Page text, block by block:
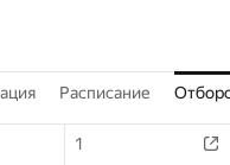
Расписание
1
1